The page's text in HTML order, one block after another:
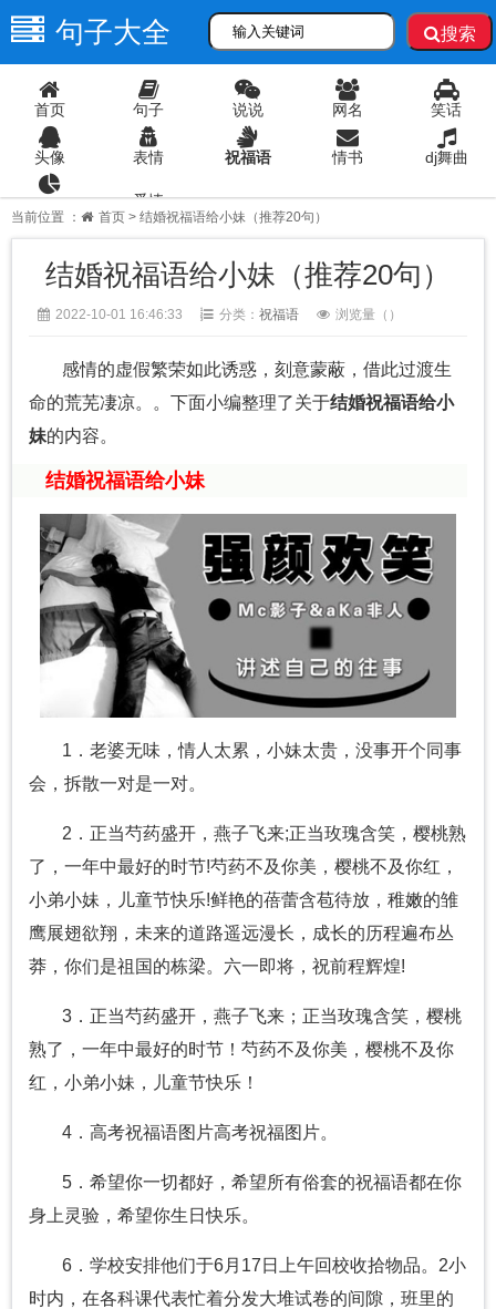
句子大全 搜索
首页 句子 说说 网名 笑话
头像 表情 祝福语 情书 dj舞曲
爱情
当前位置 ： 首页 > 结婚祝福语给小妹（推荐20句）
结婚祝福语给小妹（推荐20句）
2022-10-01 16:46:33 分类： 祝福语 浏览量（ ）
感情的虚假繁荣如此诱惑，刻意蒙蔽，借此过渡生
命的荒芜凄凉。。下面小编整理了关于结婚祝福语给小
妹的内容。
结婚祝福语给小妹
1．老婆无味，情人太累，小妹太贵，没事开个同事
会，拆散一对是一对。
2．正当芍药盛开，燕子飞来;正当玫瑰含笑，樱桃熟
了，一年中最好的时节!芍药不及你美，樱桃不及你红，
小弟小妹，儿童节快乐!鲜艳的蓓蕾含苞待放，稚嫩的雏
鹰展翅欲翔，未来的道路遥远漫长，成长的历程遍布丛
莽，你们是祖国的栋梁。六一即将，祝前程辉煌!
3．正当芍药盛开，燕子飞来；正当玫瑰含笑，樱桃
熟了，一年中最好的时节！芍药不及你美，樱桃不及你
红，小弟小妹，儿童节快乐！
4．高考祝福语图片高考祝福图片。
5．希望你一切都好，希望所有俗套的祝福语都在你
身上灵验，希望你生日快乐。
6．学校安排他们于6月17日上午回校收拾物品。2小
时内，在各科课代表忙着分发大堆试卷的间隙，班里的